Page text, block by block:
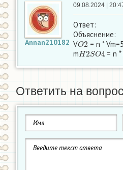
Annan210182
09.08.2024 |
Ответ:
Объяснение:
VO2 = n *
mH2SO4 = n *
Ответить на